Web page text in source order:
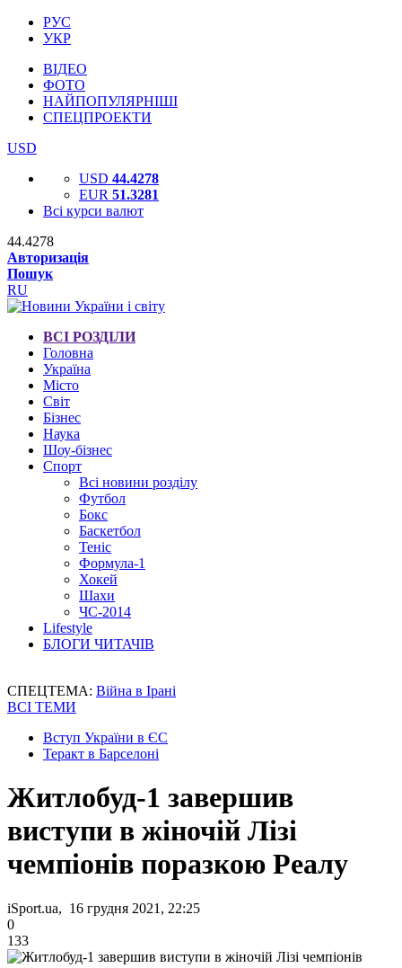
РУС
УКР
ВІДЕО
ФОТО
НАЙПОПУЛЯРНІШІ
СПЕЦПРОЕКТИ
USD
USD 44.4278
EUR 51.3281
Всі курси валют
44.4278
Авторизація
Пошук
RU
ВСІ РОЗДІЛИ
Головна
Україна
Місто
Світ
Бізнес
Наука
Шоу-бізнес
Спорт
Всі новини розділу
Футбол
Бокс
Баскетбол
Теніс
Формула-1
Хокей
Шахи
ЧС-2014
Lifestyle
БЛОГИ ЧИТАЧІВ
СПЕЦТЕМА: Війна в Ірані
ВСІ ТЕМИ
Вступ України в ЄС
Теракт в Барселоні
Житлобуд-1 завершив
виступи в жіночій Лізі
чемпіонів поразкою Реалу
iSport.ua, 16 грудня 2021, 22:25
0
133